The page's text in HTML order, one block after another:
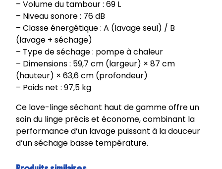
– Volume du tambour : 69 L
– Niveau sonore : 76 dB
– Classe énergétique : A (lavage seul) / B
(lavage + séchage)
– Type de séchage : pompe à chaleur
– Dimensions : 59,7 cm (largeur) × 87 cm
(hauteur) × 63,6 cm (profondeur)
– Poids net : 97,5 kg
Ce lave-linge séchant haut de gamme offre un
soin du linge précis et économe, combinant la
performance d’un lavage puissant à la douceur
d’un séchage basse température.